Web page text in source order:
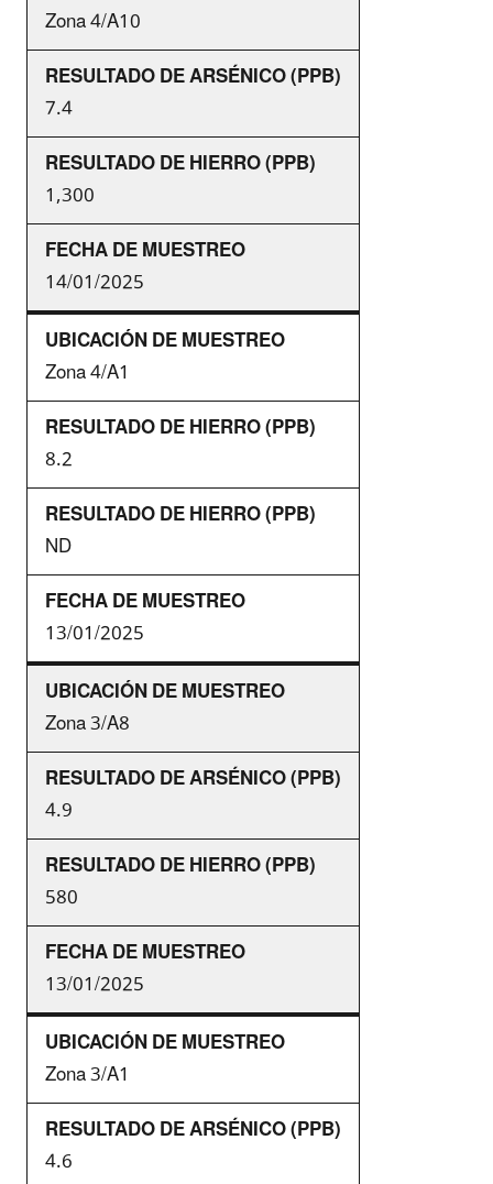
Zona 4/A10
7.4
1,300
14/01/2025
Zona 4/A1
8.2
ND
13/01/2025
Zona 3/A8
4.9
580
13/01/2025
Zona 3/A1
4.6